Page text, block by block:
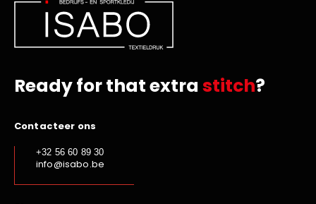
Ready for that extra stitch?
Contacteer ons
+32 56 60 89 30
info@isabo.be